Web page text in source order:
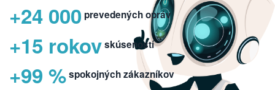
+24 000 prevedených opráv
+15 rokovskúseností
+99 %spokojných zákazníkov